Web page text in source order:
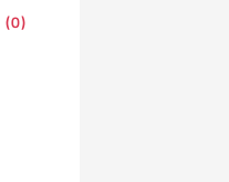
(0)